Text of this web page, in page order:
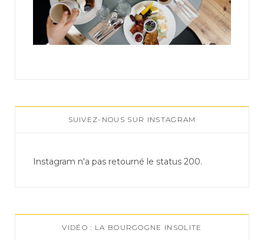
SUIVEZ-NOUS SUR INSTAGRAM
Instagram n'a pas retourné le status 200.
VIDÉO : LA BOURGOGNE INSOLITE